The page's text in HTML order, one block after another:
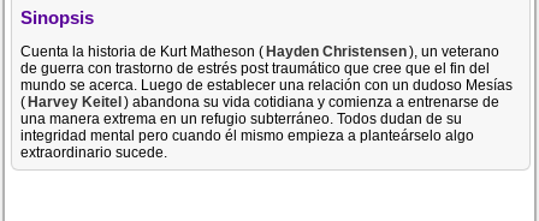
Sinopsis
Cuenta la historia de Kurt Matheson (Hayden Christensen), un veterano
de guerra con trastorno de estrés post traumático que cree que el fin del
mundo se acerca. Luego de establecer una relación con un dudoso Mesías
(Harvey Keitel) abandona su vida cotidiana y comienza a entrenarse de
una manera extrema en un refugio subterráneo. Todos dudan de su
integridad mental pero cuando él mismo empieza a planteárselo algo
extraordinario sucede.